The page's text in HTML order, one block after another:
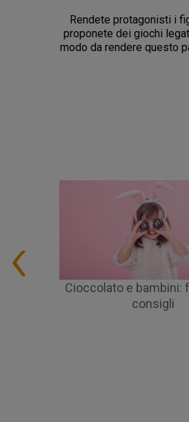
Rendete protagonisti i
proponete dei giochi
modo da rendere questo
Cioccolato e bambini:
consigli